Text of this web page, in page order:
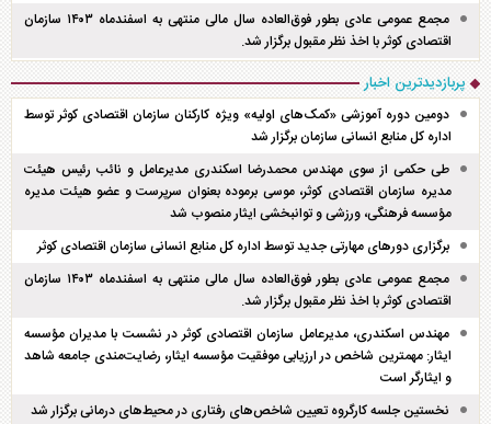
مجمع عمومی عادی بطور فوق‌العاده سال مالی منتهی به اسفند‌ماه ۱۴۰۳ سازمان
اقتصادی کوثر با اخذ نظر مقبول برگزار شد.
پربازدیدترین اخبار
دومین دوره آموزشی «کمک‌های اولیه» ویژه کارکنان سازمان اقتصادی کوثر توسط
اداره کل منابع انسانی سازمان برگزار شد
طی حکمی از سوی مهندس محمدرضا اسکندری مدیرعامل و نائب رئیس هیئت
مدیره سازمان اقتصادی کوثر، موسی برموده بعنوان سرپرست و عضو هیئت مدیره
مؤسسه فرهنگی، ورزشی و توانبخشی ایثار منصوب شد
برگزاری دور‌های مهارتی جدید توسط اداره کل منابع انسانی سازمان اقتصادی کوثر
مجمع عمومی عادی بطور فوق‌العاده سال مالی منتهی به اسفند‌ماه ۱۴۰۳ سازمان
اقتصادی کوثر با اخذ نظر مقبول برگزار شد.
مهندس اسکندری، مدیرعامل سازمان اقتصادی کوثر در نشست با مدیران مؤسسه
ایثار: مهمترین شاخص در ارزیابی موفقیت مؤسسه ایثار، رضایت‌مندی جامعه شاهد
و ایثارگر است
نخستین جلسه کارگروه تعیین شاخص‌های رفتاری در محیط‌های درمانی برگزار شد